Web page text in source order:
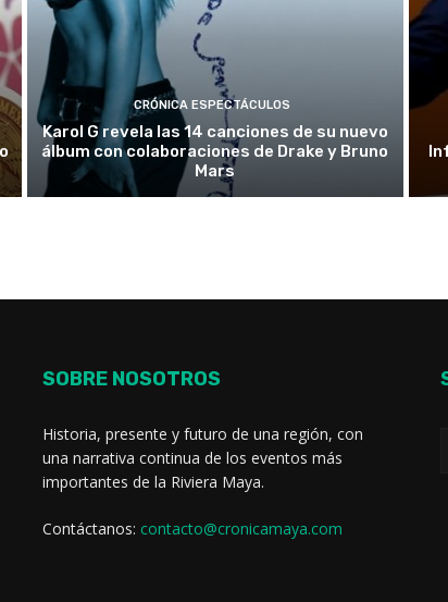
CRÓNICA ESPECTÁCULOS
Karol G revela las 14 canciones de su nuevo
álbum con colaboraciones de Drake y Bruno
Mars
SOBRE NOSOTROS
Historia, presente y futuro de una región, con
una narrativa continua de los eventos más
importantes de la Riviera Maya.
Contáctanos: contacto@cronicamaya.com